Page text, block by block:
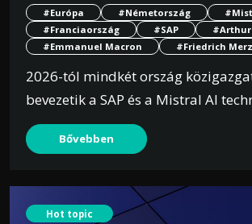
#Európa #Németország
#Franciaország
#SAP
#Arthur
#Emmanuel Macron
#Friedrich Merz
2026-tól mindkét ország
bevezetik a SAP és a Mistral AI
Bővebben
Hot topic